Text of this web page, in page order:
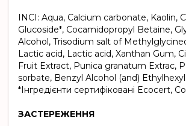
INCI: Aqua, Calcium carbonate, Kaolin,
Glucoside*, Cocamidopropyl Betaine,
Alcohol, Trisodium salt of
Lactic acid, Lactic acid, Xanthan Gum,
Fruit Extract, Punica granatum Extrac,
sorbate, Benzyl Alcohol (and)
*Інгредієнти сертифіковані Ecocert,
ЗАСТЕРЕЖЕННЯ